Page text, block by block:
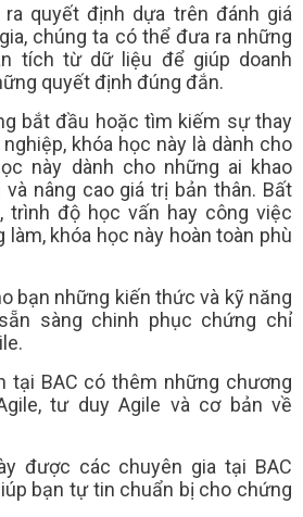
quyết định dựa trên đánh giá
chúng ta có thể đưa ra những
tích từ dữ liệu để giúp doanh
quyết định đúng đắn.
bắt đầu hoặc tìm kiếm sự thay
khóa học này là dành cho
này dành cho những ai khao
và nâng cao giá trị bản thân. Bất
trình độ học vấn hay công việc
làm, khóa học này hoàn toàn phù
bạn những kiến thức và kỹ năng
sàng chinh phục chứng chỉ
tại BAC có thêm những chương
tư duy Agile và cơ bản về
được các chuyên gia tại BAC
bạn tự tin chuẩn bị cho chứng